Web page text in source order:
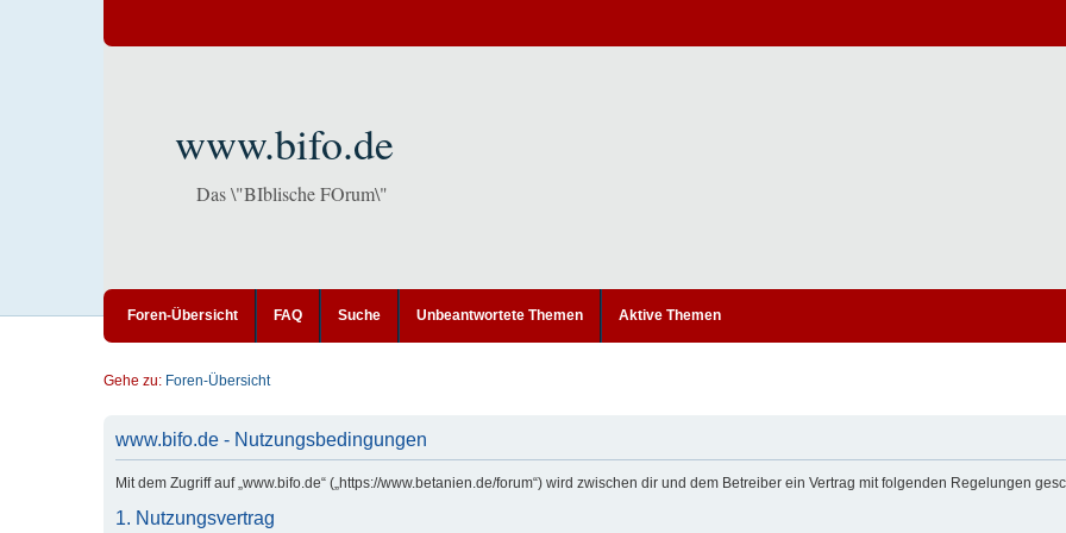
www.bifo.de
Das \"BIblische FOrum\"
Foren-Übersicht FAQ Suche Unbeantwortete Themen Aktive Themen
Gehe zu: Foren-Übersicht
www.bifo.de - Nutzungsbedingungen
Mit dem Zugriff auf „www.bifo.de“ („https://www.betanien.de/forum“) wird zwischen dir und dem Betreiber ein Vertrag mit folgenden Regelungen
1. Nutzungsvertrag